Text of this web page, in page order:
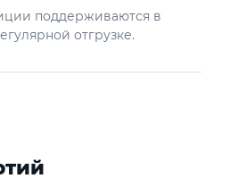
поддерживаются в
отгрузке.